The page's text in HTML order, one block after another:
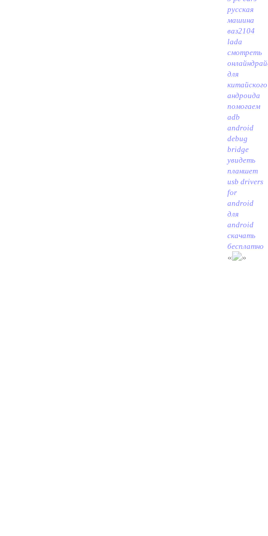
русская
машина
ваз2104
lada
смотреть
онлайн
для
китайского
андроида
помогаем
adb
android
debug
bridge
увидеть
планшет
usb drivers
for
android
для
android
скачать
бесплатно